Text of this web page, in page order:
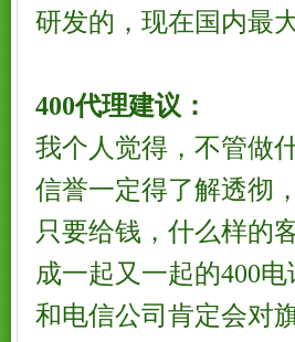
研发的，现在国内最
400代理建议：
我个人觉得，不管做
信誉一定得了解透彻
只要给钱，什么样的
成一起又一起的400
和电信公司肯定会对